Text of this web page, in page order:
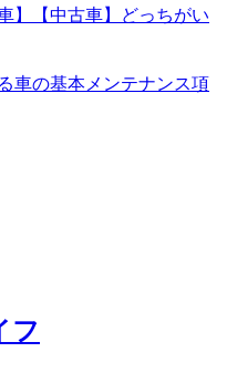
】【中古車】どっちがい
車の基本メンテナンス項
フ